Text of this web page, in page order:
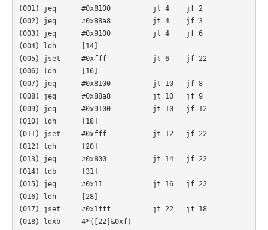
(001) jeq      #0x8100          jt 4    jf 2
(002) jeq      #0x88a8          jt 4    jf 3
(003) jeq      #0x9100          jt 4    jf 6
(004) ldh      [14]
(005) jset     #0xfff           jt 6    jf 22
(006) ldh      [16]
(007) jeq      #0x8100          jt 10   jf 8
(008) jeq      #0x88a8          jt 10   jf 9
(009) jeq      #0x9100          jt 10   jf 12
(010) ldh      [18]
(011) jset     #0xfff           jt 12   jf 22
(012) ldh      [20]
(013) jeq      #0x800           jt 14   jf 22
(014) ldb      [31]
(015) jeq      #0x11            jt 16   jf 22
(016) ldh      [28]
(017) jset     #0x1fff          jt 22   jf 18
(018) ldxb     4*([22]&0xf)